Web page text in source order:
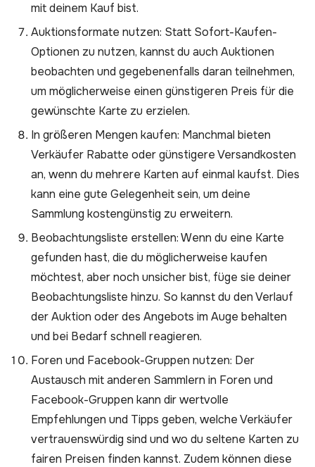
mit deinem Kauf bist.
Auktionsformate nutzen: Statt Sofort-Kaufen-
Optionen zu nutzen, kannst du auch Auktionen
beobachten und gegebenenfalls daran teilnehmen,
um möglicherweise einen günstigeren Preis für die
gewünschte Karte zu erzielen.
In größeren Mengen kaufen: Manchmal bieten
Verkäufer Rabatte oder günstigere Versandkosten
an, wenn du mehrere Karten auf einmal kaufst. Dies
kann eine gute Gelegenheit sein, um deine
Sammlung kostengünstig zu erweitern.
Beobachtungsliste erstellen: Wenn du eine Karte
gefunden hast, die du möglicherweise kaufen
möchtest, aber noch unsicher bist, füge sie deiner
Beobachtungsliste hinzu. So kannst du den Verlauf
der Auktion oder des Angebots im Auge behalten
und bei Bedarf schnell reagieren.
Foren und Facebook-Gruppen nutzen: Der
Austausch mit anderen Sammlern in Foren und
Facebook-Gruppen kann dir wertvolle
Empfehlungen und Tipps geben, welche Verkäufer
vertrauenswürdig sind und wo du seltene Karten zu
fairen Preisen finden kannst. Zudem können diese